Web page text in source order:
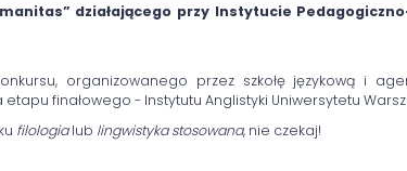
działającego przy Instytucie
organizowanego przez szkołę językową i
finałowego - Instytutu Anglistyki Uniwersytetu
filologialub lingwistyka stosowana, nie czekaj!